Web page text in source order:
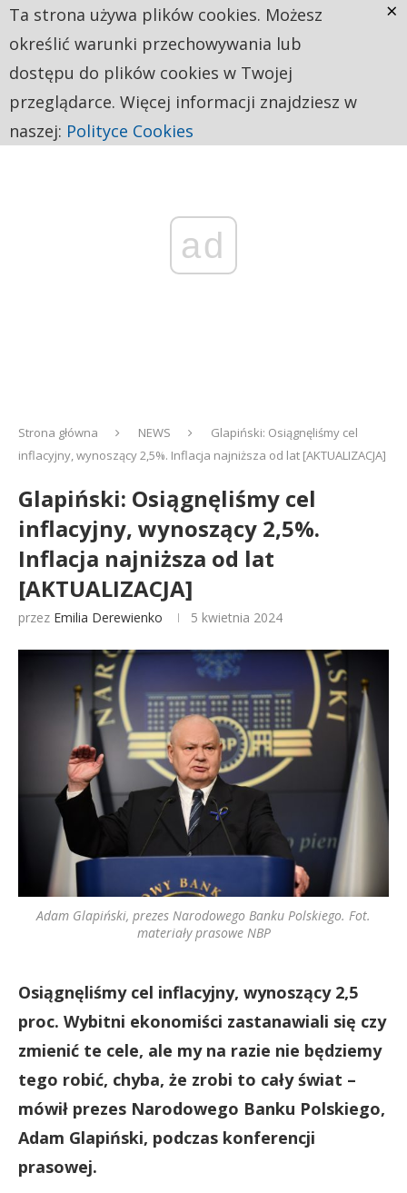
ad
Strona główna NEWS
Glapiński: Osiągnęliśmy cel
inflacyjny, wynoszący 2,5%. Inflacja najniższa od lat [AKTUALIZACJA]
Glapiński: Osiągnęliśmy cel
inflacyjny, wynoszący 2,5%.
Inflacja najniższa od lat
[AKTUALIZACJA]
przez Emilia Derewienko 5 kwietnia 2024
Adam Glapiński, prezes Narodowego Banku Polskiego. Fot.
materiały prasowe NBP
Osiągnęliśmy cel inflacyjny, wynoszący 2,5
proc. Wybitni ekonomiści zastanawiali się czy
zmienić te cele, ale my na razie nie będziemy
tego robić, chyba, że zrobi to cały świat –
mówił prezes Narodowego Banku Polskiego,
Adam Glapiński, podczas konferencji
prasowej.
Ta strona używa plików cookies. Możesz
określić warunki przechowywania lub
dostępu do plików cookies w Twojej
przeglądarce. Więcej informacji znajdziesz w
naszej: Polityce Cookies
×